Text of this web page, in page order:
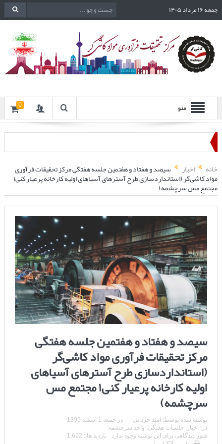
جمعه ۱۶ مرداد ۱۴۰۵
منو 0
خانه اخبار سیصد و هفتاد و هفتمین جلسه هفتگی مرکز تحقیقات فرآوری
مواد کاشی‌گر (استاندارد‌سازی طرح آسترهای آسیاهای اولیه کارخانه پرعیار کنی۱
مجتمع مس سرچشمه)
سیصد و هفتاد و هفتمین جلسه هفتگی
مرکز تحقیقات فرآوری مواد کاشی‌گر
(استاندارد‌سازی طرح آسترهای آسیاهای
اولیه کارخانه پرعیار کنی۱ مجتمع مس
سرچشمه)
نوشته شده توسط: امید حردانی در جمعه 1 اسفند 1399
در: اخبار , جلسات هفتگی, واحد سرچشمه
هنوز دیدگاهی برای این نوشته وجود ندارد
بازدید ها : 1,622